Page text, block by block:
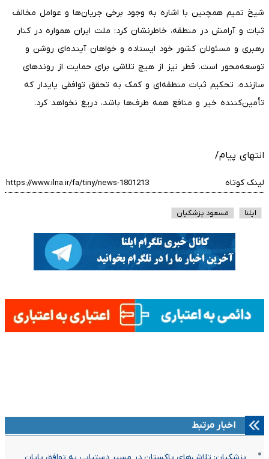
شیخ تمیم همچنین با اشاره به وجود برخی جریان‌ها و عوامل مخالف
ثبات و آرامش در منطقه، خاطرنشان کرد: ملت ایران همواره در کنار
رهبری و مسئولان کشور خود ایستاده و خواهان آینده‌ای روشن و
توسعه‌محور است. قطر نیز از هیچ تلاشی برای حمایت از روندهای
سازنده، تحکیم ثبات منطقه‌ای و کمک به تحقق توافقی پایدار که
تأمین‌کننده خیر و منافع همه طرف‌ها باشد، دریغ نخواهد کرد.
انتهای پیام/
لینک کوتاه
ایلنا مسعود پزشکیان
اخبار مرتبط